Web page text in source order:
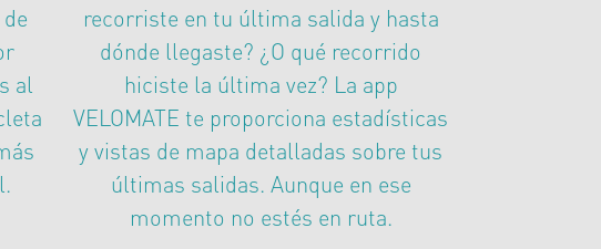
al
recorriste en tu última salida y hasta
dónde llegaste? ¿O qué recorrido
hiciste la última vez? La app
VELOMATE te proporciona estadísticas
y vistas de mapa detalladas sobre tus
últimas salidas. Aunque en ese
momento no estés en ruta.